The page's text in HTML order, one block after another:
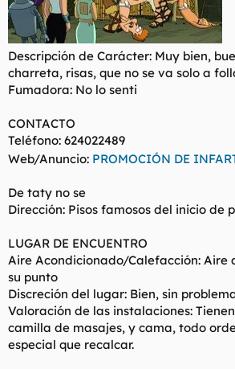
Descripción de Carácter: Muy bien,
charreta, risas, que no se va solo a
Fumadora: No lo senti
CONTACTO
Teléfono: 624022489
Web/Anuncio: PROMOCIÓN DE
De taty no se
Dirección: Pisos famosos del inicio de
LUGAR DE ENCUENTRO
Aire Acondicionado/Calefacción: Aire
su punto
Discreción del lugar: Bien, sin
Valoración de las instalaciones:
camilla de masajes, y cama, todo
especial que recalcar.